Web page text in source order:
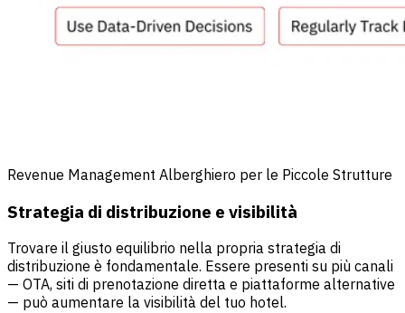
Revenue Management Alberghiero per le Piccole Strutture
Strategia di distribuzione e visibilità
Trovare il giusto equilibrio nella propria strategia di
distribuzione è fondamentale. Essere presenti su più canali
— OTA, siti di prenotazione diretta e piattaforme alternative
— può aumentare la visibilità del tuo hotel.